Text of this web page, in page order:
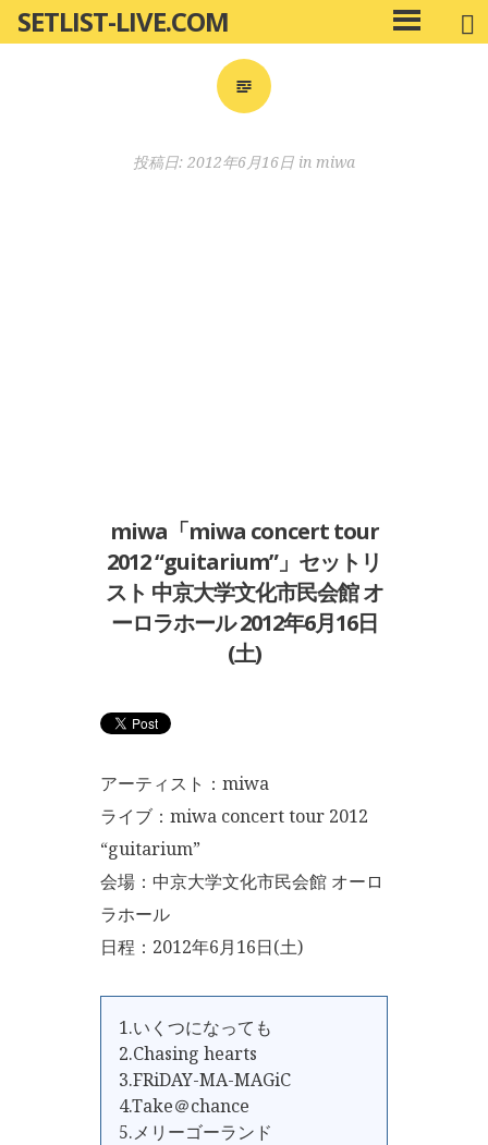
ン
SETLIST-LIVE.COM
メ
イ
投稿日: 2012年6月16日 in miwa
miwa「miwa concert tour
2012 “guitarium”」セットリ
スト 中京大学文化市民会館 オ
ーロラホール 2012年6月16日
(土)
アーティスト：miwa
ライブ：miwa concert tour 2012
“guitarium”
会場：中京大学文化市民会館 オーロ
ラホール
日程：2012年6月16日(土)
1.いくつになっても
2.Chasing hearts
3.FRiDAY-MA-MAGiC
4.Take＠chance
5.メリーゴーランド